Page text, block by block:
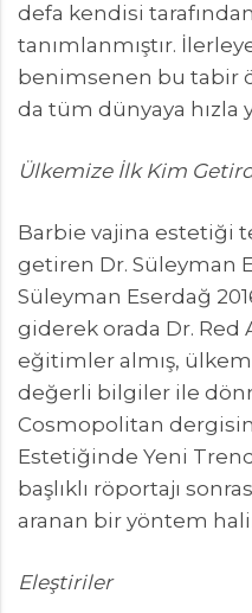
defa kendisi
tanımlanmıştır.
benimsenen bu tabir
da tüm dünyaya hızla
Ülkemize İlk Kim
Barbie vajina estetiği
getiren Dr. Süleyman
Süleyman Eserdağ
giderek orada Dr. Red
eğitimler almış,
değerli bilgiler ile
Cosmopolitan
Estetiğinde Yeni
başlıklı röportajı
aranan bir yöntem
Eleştiriler